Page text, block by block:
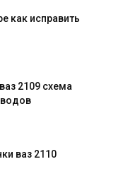
как исправить
2109 схема
ваз 2110